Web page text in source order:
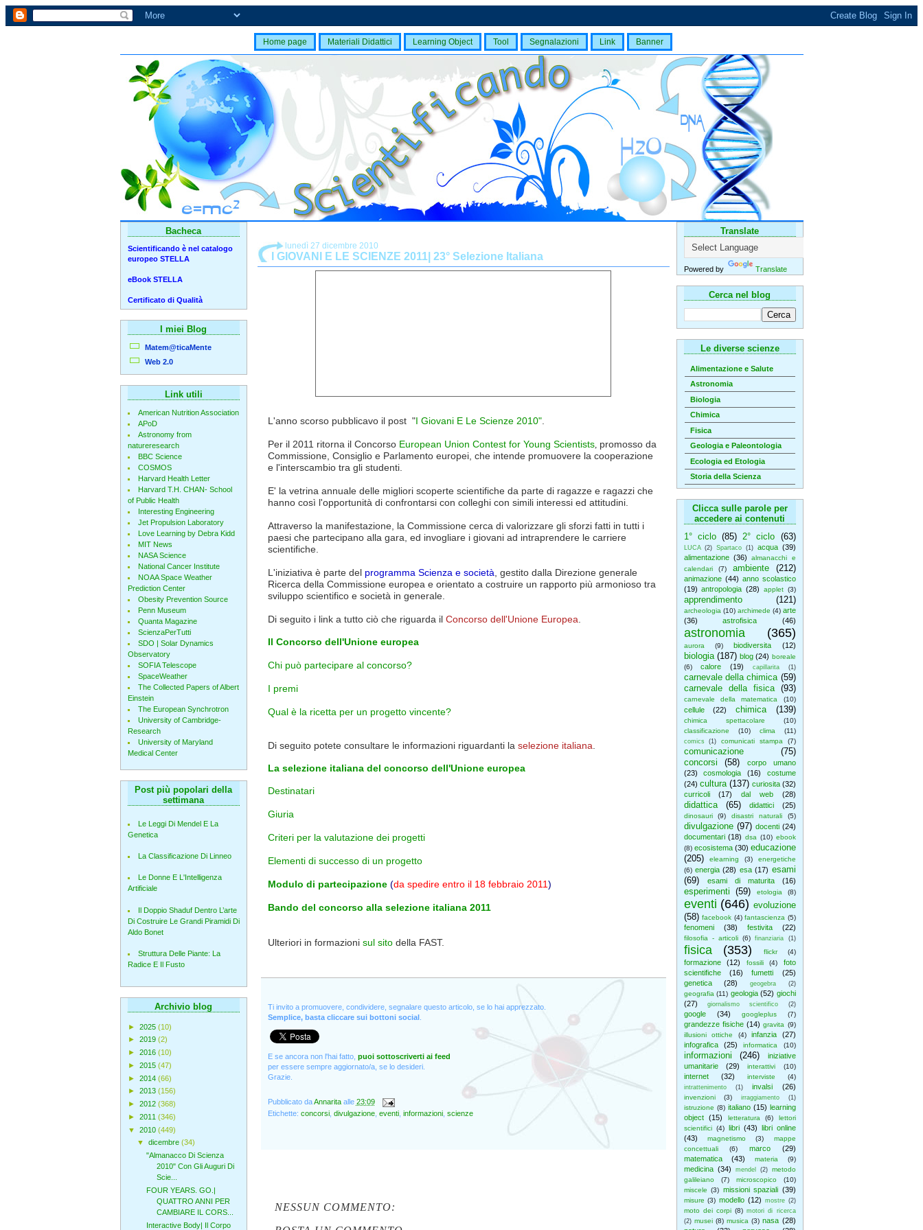
Home page Materiali Didattici Learning Object Tool Segnalazioni Link Banner
Translate
Powered by Translate
Cerca nel blog
Le diverse scienze
Alimentazione e Salute
Astronomia
Biologia
Chimica
Fisica
Geologia e Paleontologia
Ecologia ed Etologia
Storia della Scienza
Clicca sulle parole per
accedere ai contenuti
1° ciclo (85) 2° ciclo (63)
LUCA (2) Spartaco (1) acqua (39)
alimentazione (36)
almanacchi e
calendari
(7) ambiente (212)
animazione (44) anno scolastico
(19) antropologia (28) applet (3)
apprendimento (121)
archeologia (10) archimede (4) arte
(36)
astrofisica (46)
astronomia (365)
aurora (9) biodiversita (12)
biologia (187) blog (24) boreale
(6)
calore (19) capillarita (1)
carnevale della chimica (59)
carnevale della fisica
(93)
carnevale della matematica (10)
cellule (22) chimica (139)
chimica spettacolare
(10)
classificazione
(10) clima (11)
comics (1) comunicati stampa (7)
comunicazione
(75)
concorsi
(58)
corpo umano
(23)
cosmologia (16)
costume
(24) cultura (137) curiosita (32)
curricoli
(17) dal web (28)
didattica (65) didattici (25)
dinosauri (9) disastri naturali (5)
divulgazione (97) docenti (24)
documentari (18) dsa (10) ebook
(8) ecosistema (30) educazione
(205)
elearning (3)
energetiche
(6) energia (28) esa (17) esami
(69)
esami di maturita (16)
esperimenti (59) etologia (8)
eventi (646) evoluzione
(58) facebook (4) fantascienza (5)
fenomeni (38) festivita (22)
filosofia - articoli (6) finanziaria (1)
fisica (353) flickr (4)
formazione (12) fossili (4)
foto
scientifiche
(16) fumetti
(25)
genetica
(28) geogebra (2)
geografia (11) geologia (52) giochi
(27)
giornalismo scientifico (2)
google (34) googleplus (7)
grandezze fisiche (14) gravita (9)
illusioni ottiche
(4) infanzia
(27)
infografica
(25) informatica (10)
informazioni (246)
iniziative
umanitarie
(29) interattivi (10)
internet (32) interviste (4)
intrattenimento (1) invalsi (26)
invenzioni (3) irraggiamento (1)
istruzione (8) italiano (15) learning
object
(15) letteratura (6)
lettori
scientifici (4) libri (43) libri online
(43)
magnetismo (3)
mappe
concettuali
(6) marco
(29)
matematica
(43) materia (9)
medicina (34) mendel (2)
metodo
galileiano
(7) microscopico
(10)
miscele (3) missioni spaziali (39)
misure (3) modello (12) mostre (2)
moto dei corpi (8) motori di ricerca
(2) musei (8) musica (3) nasa (28)
lunedì 27 dicembre 2010
I GIOVANI E LE SCIENZE 2011| 23° Selezione Italiana
L'anno scorso pubblicavo il post "I Giovani E Le Scienze 2010".
Per il 2011 ritorna il Concorso European Union Contest for Young Scientists, promosso da
Commissione, Consiglio e Parlamento europei, che intende promuovere la cooperazione
e l'interscambio tra gli studenti.
E' la vetrina annuale delle migliori scoperte scientifiche da parte di ragazze e ragazzi che
hanno così l'opportunità di confrontarsi con colleghi con simili interessi ed attitudini.
Attraverso la manifestazione, la Commissione cerca di valorizzare gli sforzi fatti in tutti i
paesi che partecipano alla gara, ed invogliare i giovani ad intraprendere le carriere
scientifiche.
L'iniziativa è parte del programma Scienza e società , gestito dalla Direzione generale
Ricerca della Commissione europea e orientato a costruire un rapporto più armonioso tra
sviluppo scientifico e società in generale.
Di seguito i link a tutto ciò che riguarda il Concorso dell'Unione Europea
Il Concorso dell'Unione europea
Chi può partecipare al concorso?
I premidel concorso dell'Unione europea
Qual è la ricetta per un progetto vincente?
Di seguito potete consultare le informazioni riguardanti la selezione italiana
La selezione italiana del concorso dell'Unione europea
Destinatari
Giuria
Criteri per la valutazione dei progetti
Elementi di successo di un progetto
Modulo di partecipazione (da spedire entro il 18 febbraio 2011)
Bando del concorso alla selezione italiana 2011
Ulteriori in formazioni sul sitodella FAST.
Ti invito a promuovere, condividere, segnalare questo articolo, se lo hai apprezzato.
Semplice, basta cliccare sui bottoni social.
E se ancora non l'hai fatto, puoi sottoscriverti ai feed
per essere sempre aggiornato/a, se lo desideri.
Grazie.
Pubblicato daAnnarita alle 23:09
Etichette: concorsi, divulgazione, eventi, informazioni, scienze
NESSUN COMMENTO:
Bacheca
Scientificando è nel catalogo
europeo STELLA
eBook STELLA
Certificato di Qualità
I miei Blog
Matem@ticaMente
Web 2.0
Link utili
American Nutrition Association
APoD
Astronomy from
natureresearch
BBC Science
COSMOS
Harvard Health Letter
Harvard T.H. CHAN- School
of Public Health
Interesting Engineering
Jet Propulsion Laboratory
Love Learning by Debra Kidd
MIT News
NASA Science
National Cancer Institute
NOAA Space Weather
Prediction Center
Obesity Prevention Source
Penn Museum
Quanta Magazine
ScienzaPerTutti
SDO | Solar Dynamics
Observatory
SOFIA Telescope
SpaceWeather
The Collected Papers of Albert
Einstein
The European Synchrotron
University of Cambridge-
Research
University of Maryland
Medical Center
Post più popolari della
settimana
Le Leggi Di Mendel E La
Genetica
La Classificazione Di Linneo
Le Donne E L'Intelligenza
Artificiale
Il Doppio Shaduf Dentro L’arte
Di Costruire Le Grandi Piramidi Di
Aldo Bonet
Struttura Delle Piante: La
Radice E Il Fusto
Archivio blog
► 2025 (10)
► 2019 (2)
► 2016 (10)
► 2015 (47)
► 2014 (66)
► 2013 (156)
► 2012 (368)
► 2011 (346)
▼ 2010 (449)
▼ dicembre (34)
"Almanacco Di Scienza
2010" Con Gli Auguri Di
Scie...
FOUR YEARS. GO.|
QUATTRO ANNI PER
CAMBIARE IL CORS...
Interactive Body| Il Corpo